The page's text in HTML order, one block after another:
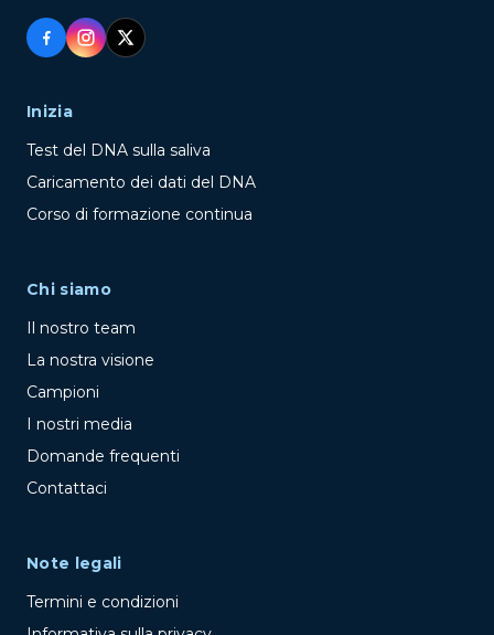
Inizia
Test del DNA sulla saliva
Caricamento dei dati del DNA
Corso di formazione continua
Chi siamo
Il nostro team
La nostra visione
Campioni
I nostri media
Domande frequenti
Contattaci
Note legali
Termini e condizioni